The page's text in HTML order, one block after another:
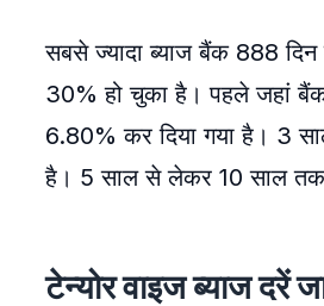
सबसे ज्यादा ब्याज बैंक 888
30% हो चुका है। पहले जहां
6.80% कर दिया गया है। 3
है। 5 साल से लेकर 10 साल तक
टेन्योर वाइज ब्याज दरें